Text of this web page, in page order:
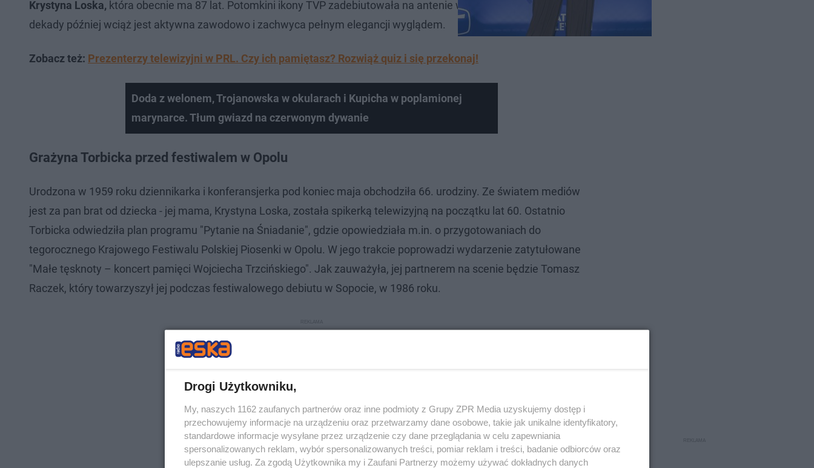
Krystyna Loska, która obecnie ma 87 lat. Potomkini ikony TVP zadebiutowała na antenie w połowie lat 80. Cztery
dekady później wciąż jest aktywna zawodowo i zachwyca pełnym elegancji wyglądem.
Zobacz też: Prezenterzy telewizyjni w PRL. Czy ich pamiętasz? Rozwiąż quiz i się przekonaj!
Doda z welonem, Trojanowska w okularach i Kupicha w poplamionej
marynarce. Tłum gwiazd na czerwonym dywanie
Grażyna Torbicka przed festiwalem w Opolu
Urodzona w 1959 roku dziennikarka i konferansjerka pod koniec maja obchodziła 66. urodziny. Ze światem mediów
jest za pan brat od dziecka - jej mama, Krystyna Loska, została spikerką telewizyjną na początku lat 60. Ostatnio
Torbicka odwiedziła plan programu "Pytanie na Śniadanie", gdzie opowiedziała m.in. o przygotowaniach do
tegorocznego Krajowego Festiwalu Polskiej Piosenki w Opolu. W jego trakcie poprowadzi wydarzenie zatytułowane
"Małe tęsknoty – koncert pamięci Wojciecha Trzcińskiego". Jak zauważyła, jej partnerem na scenie będzie Tomasz
Raczek, który towarzyszył jej podczas festiwalowego debiutu w Sopocie, w 1986 roku.
Drogi Użytkowniku,
My, naszych 1162 zaufanych partnerów oraz inne podmioty z Grupy ZPR Media uzyskujemy dostęp i
przechowujemy informacje na urządzeniu oraz przetwarzamy dane osobowe, takie jak unikalne identyfikatory,
standardowe informacje wysyłane przez urządzenie czy dane przeglądania w celu zapewniania
spersonalizowanych reklam, wybór spersonalizowanych treści, pomiar reklam i treści, badanie odbiorców oraz
ulepszanie usług. Za zgodą Użytkownika my i Zaufani Partnerzy możemy używać dokładnych danych